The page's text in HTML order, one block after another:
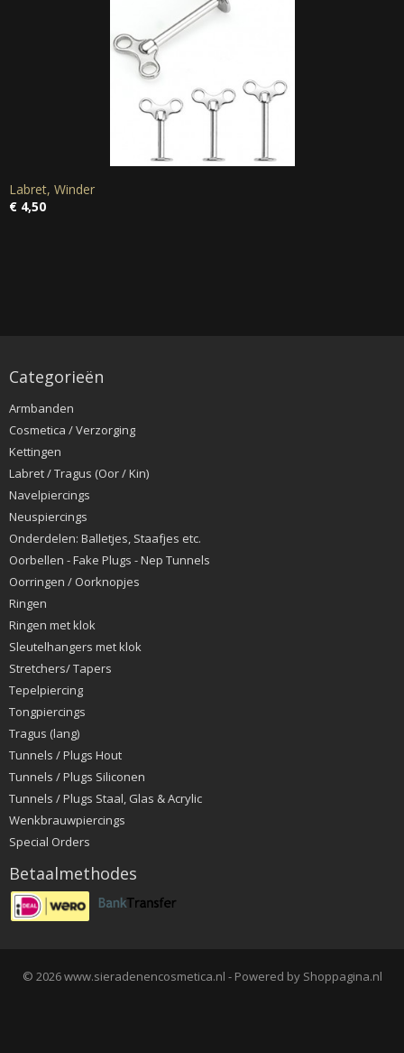
Labret, Winder
€ 4,50
Categorieën
Armbanden
Cosmetica / Verzorging
Kettingen
Labret / Tragus (Oor / Kin)
Navelpiercings
Neuspiercings
Onderdelen: Balletjes, Staafjes etc.
Oorbellen - Fake Plugs - Nep Tunnels
Oorringen / Oorknopjes
Ringen
Ringen met klok
Sleutelhangers met klok
Stretchers/ Tapers
Tepelpiercing
Tongpiercings
Tragus (lang)
Tunnels / Plugs Hout
Tunnels / Plugs Siliconen
Tunnels / Plugs Staal, Glas & Acrylic
Wenkbrauwpiercings
Special Orders
Betaalmethodes
© 2026 www.sieradenencosmetica.nl - Powered by Shoppagina.nl